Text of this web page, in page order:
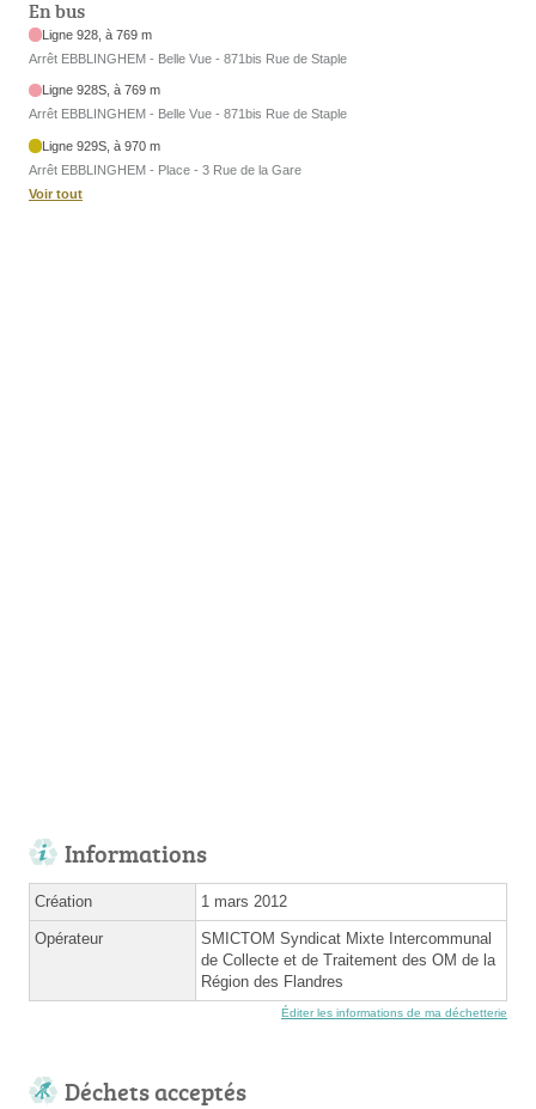
En bus
Ligne 928, à 769 m
Arrêt EBBLINGHEM - Belle Vue - 871bis Rue de Staple
Ligne 928S, à 769 m
Arrêt EBBLINGHEM - Belle Vue - 871bis Rue de Staple
Ligne 929S, à 970 m
Arrêt EBBLINGHEM - Place - 3 Rue de la Gare
Voir tout
Informations
Création 1 mars 2012
Opérateur
SMICTOM Syndicat Mixte Intercommunal
de Collecte et de Traitement des OM de la
Région des Flandres
Éditer les informations de ma déchetterie
Déchets acceptés